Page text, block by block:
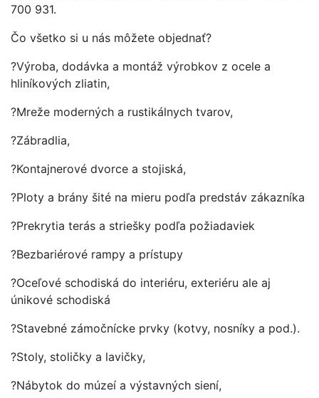
700 931.
Čo všetko si u nás môžete objednať?
?Výroba, dodávka a montáž výrobkov z ocele a
hliníkových zliatin,
?Mreže moderných a rustikálnych tvarov,
?Zábradlia,
?Kontajnerové dvorce a stojiská,
?Ploty a brány šité na mieru podľa predstáv zákazníka
?Prekrytia terás a striešky podľa požiadaviek
?Bezbariérové rampy a prístupy
?Oceľové schodiská do interiéru, exteriéru ale aj
únikové schodiská
?Stavebné zámočnícke prvky (kotvy, nosníky a pod.).
?Stoly, stoličky a lavičky,
?Nábytok do múzeí a výstavných siení,